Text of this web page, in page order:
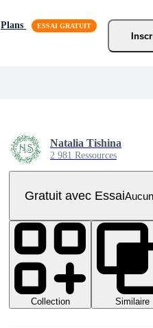
Plans
Natalia Tishina
2 981 Ressources
Gratuit avec Essai
Collection
Similaire